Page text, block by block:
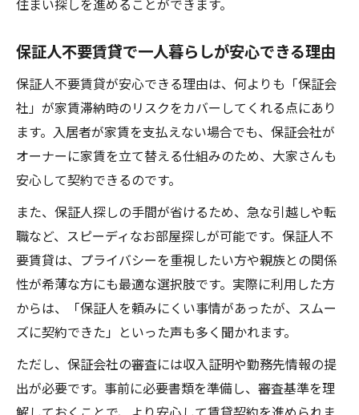
住まい探しを進めることができます。
保証人不要賃貸で一人暮らしが安心できる理由
保証人不要賃貸が安心できる理由は、何よりも「保証会
社」が家賃滞納時のリスクをカバーしてくれる点にあり
ます。入居者が家賃を支払えない場合でも、保証会社が
オーナーに家賃を立て替える仕組みのため、大家さんも
安心して契約できるのです。
また、保証人探しの手間が省けるため、急な引越しや転
職など、スピーディなお部屋探しが可能です。保証人不
要賃貸は、プライバシーを重視したい方や親族との関係
性が希薄な方にも最適な選択肢です。実際に利用した方
からは、「保証人を頼みにくい事情があったが、スムー
ズに契約できた」といった声も多く聞かれます。
ただし、保証会社の審査には収入証明や勤務先情報の提
出が必要です。事前に必要書類を準備し、審査基準を理